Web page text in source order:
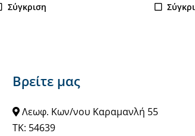
Σύγκριση
Βρείτε μας
Λεωφ. Κων/νου Καραμανλή 55
ΤΚ: 54639